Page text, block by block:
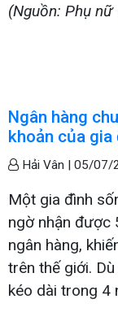
(Nguồn: Phụ
Ngân hàng
khoản của gia
Hải Vân | 05/07/
Một gia đình
ngờ nhận được
ngân hàng,
trên thế giới.
kéo dài trong 4